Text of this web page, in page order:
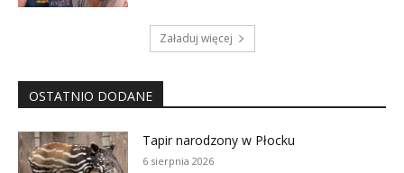
Załaduj więcej
OSTATNIO DODANE
Tapir narodzony w Płocku
6 sierpnia 2026